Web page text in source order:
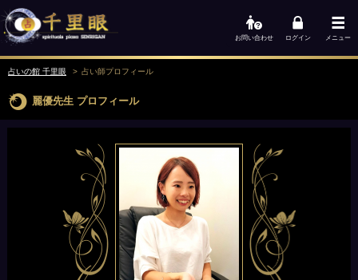
お問い合わせ ログイン メニュー
占いの館 千里眼 占い師プロフィール
麗優先生 プロフィール